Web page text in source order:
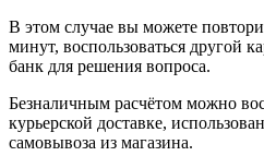
В этом случае вы можете
минут, воспользоваться другой
банк для решения вопроса.
Безналичным расчётом можно
курьерской доставке,
самовывоза из магазина.